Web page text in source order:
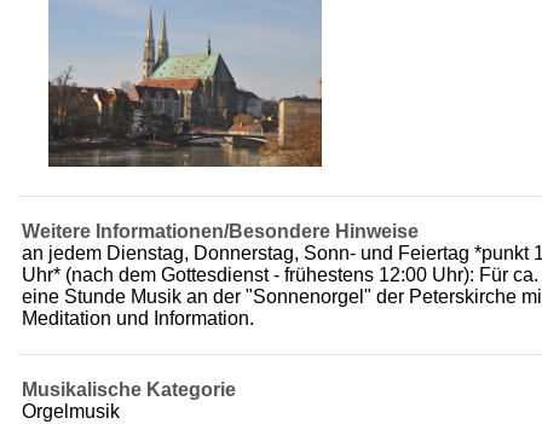
Weitere Informationen/Besondere Hinweise
an jedem Dienstag, Donnerstag, Sonn- und Feiertag *punkt
Uhr* (nach dem Gottesdienst - frühestens 12:00 Uhr): Für ca.
eine Stunde Musik an der "Sonnenorgel" der Peterskirche
Meditation und Information.
Musikalische Kategorie
Orgelmusik